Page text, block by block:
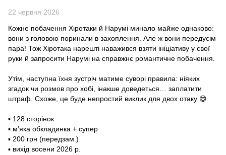
22 червня 2026
Кожне побачення Хіротаки й Нарумі минало майже однаково:
вони з головою поринали в захоплення. Але ж вони передусім
пара! Тож Хіротака нарешті наважився взяти ініціативу у свої
руки й запросити Нарумі на справжнє романтичне побачення.
Утім, наступна їхня зустріч матиме суворі правила: ніяких
згадок чи розмов про хобі, інакше доведеться… заплатити
штраф. Схоже, це буде непростий виклик для двох отаку 😅
▪️ 128 сторінок
▪️ мʼяка обкладинка + супер
▪️ 200 грн (передзам.)
▪️ вихід восени 2026 р.